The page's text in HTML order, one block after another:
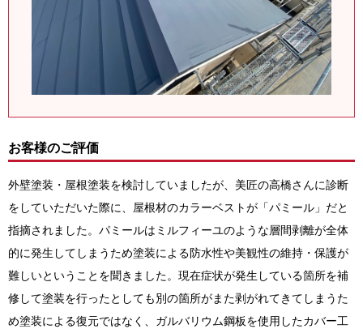
お客様のご評価
外壁塗装・屋根塗装を検討していましたが、美匠の高橋さんに診断
をしていただいた際に、 屋根材のカラーベストが「パミール」 だと
指摘されました。 パミールはミルフィーユのような層間剥離が全体
的に発生してしまうため塗装による防水性や美観性の維持・保護が
難しいということを聞きました。 現在症状が発生している箇所を補
修して塗装を行ったとしても別の箇所がまた剥がれてきてしまうた
め塗装による復元ではなく、 ガルバリウム鋼板を使用したカバー工